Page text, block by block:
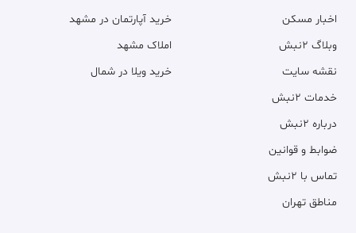
اخبار مسکن
وبلاگ ۲نبش
نقشه سایت
خدمات ۲نبش
درباره ۲نبش
ضوابط و قوانین
تماس با ۲نبش
مناطق تهران
خرید آپارتمان در مشهد
املاک مشهد
خرید ویلا در شمال